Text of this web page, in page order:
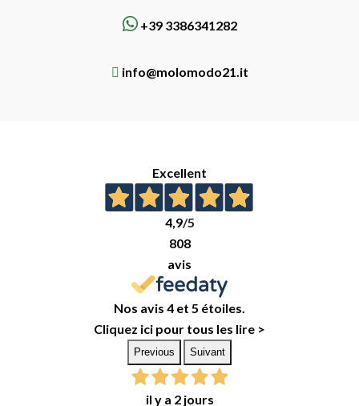
+39 3386341282
info@molomodo21.it
Excellent
4,9/5
808
avis
Nos avis 4 et 5 étoiles.
Cliquez ici pour tous les lire >
Previous Suivant
il y a 2 jours